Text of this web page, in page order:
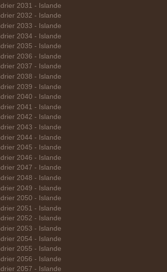
2031 - Islande
2032 - Islande
2033 - Islande
2034 - Islande
2035 - Islande
2036 - Islande
2037 - Islande
2038 - Islande
2039 - Islande
2040 - Islande
2041 - Islande
2042 - Islande
2043 - Islande
2044 - Islande
2045 - Islande
2046 - Islande
2047 - Islande
2048 - Islande
2049 - Islande
2050 - Islande
2051 - Islande
2052 - Islande
2053 - Islande
2054 - Islande
2055 - Islande
2056 - Islande
2057 - Islande